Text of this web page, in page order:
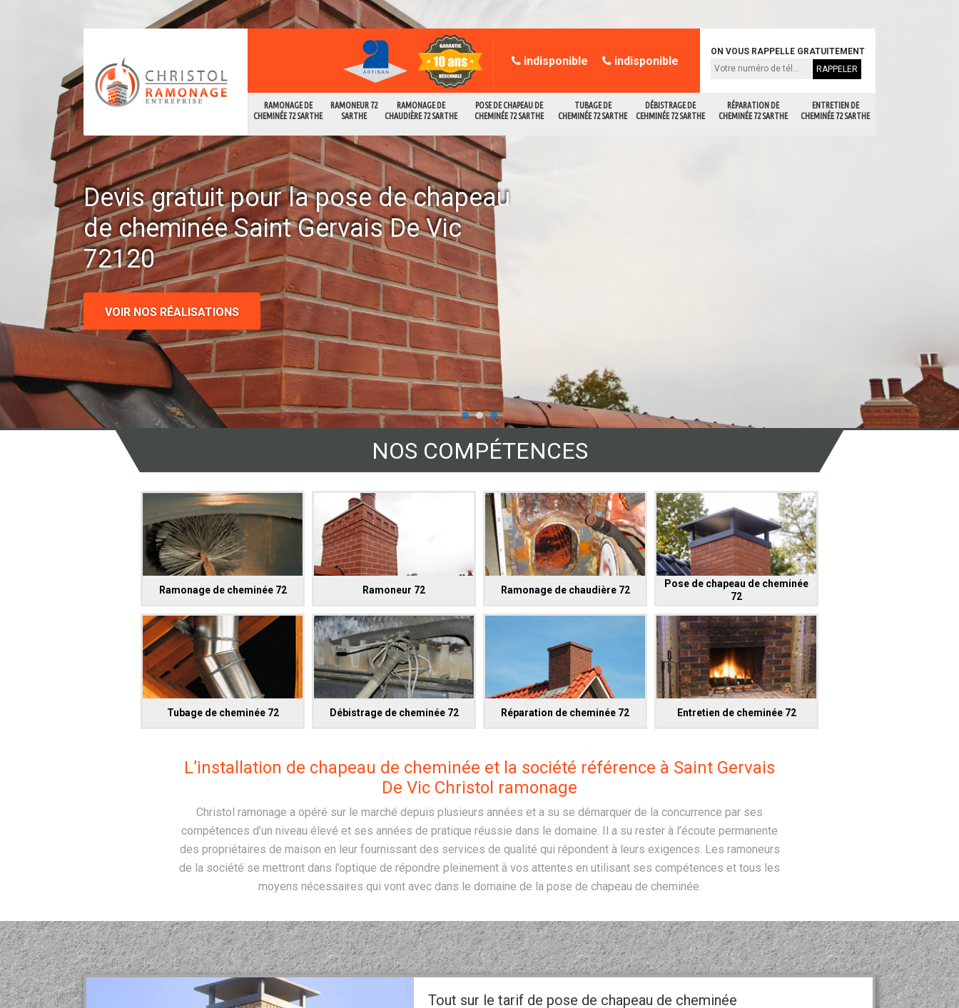
RAMONAGE DE
CHEMINÉE 72 SARTHE
RAMONEUR 72
SARTHE
RAMONAGE DE
CHAUDIÈRE 72 SARTHE
POSE DE CHAPEAU DE
CHEMINÉE 72 SARTHE
TUBAGE DE
CHEMINÉE 72 SARTHE
DÉBISTRAGE DE
CEHMINÉE 72 SARTHE
RÉPARATION DE
CHEMINÉE 72 SARTHE
ENTRETIEN DE
CHEMINÉE 72 SARTHE
indisponible indisponible
ON VOUS RAPPELLE GRATUITEMENT
Devis gratuit pour la pose de chapeau
de cheminée Saint Gervais De Vic
72120
VOIR NOS RÉALISATIONS
NOS COMPÉTENCES
Ramonage de cheminée 72 Ramoneur 72 Ramonage de chaudière 72
Pose de chapeau de cheminée
72
Tubage de cheminée 72 Débistrage de cheminée 72 Réparation de cheminée 72 Entretien de cheminée 72
L’installation de chapeau de cheminée et la société référence à Saint Gervais
De Vic Christol ramonage
Christol ramonage a opéré sur le marché depuis plusieurs années et a su se démarquer de la concurrence par ses
compétences d’un niveau élevé et ses années de pratique réussie dans le domaine. Il a su rester à l’écoute permanente
des propriétaires de maison en leur fournissant des services de qualité qui répondent à leurs exigences. Les ramoneurs
de la société se mettront dans l’optique de répondre pleinement à vos attentes en utilisant ses compétences et tous les
moyens nécessaires qui vont avec dans le domaine de la pose de chapeau de cheminée.
Tout sur le tarif de pose de chapeau de cheminée